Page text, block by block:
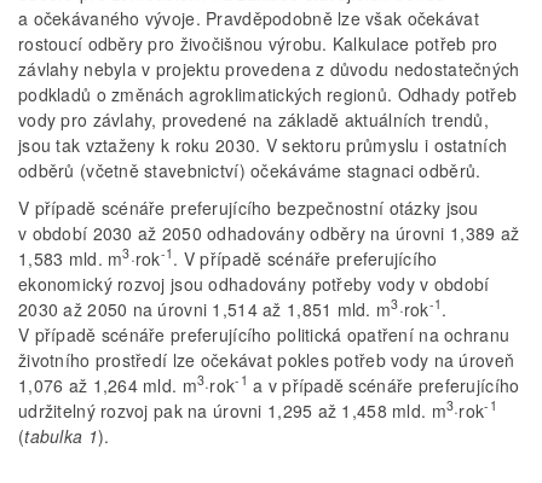
a očekávaného vývoje. Pravděpodobně lze však očekávat
rostoucí odběry pro živočišnou výrobu. Kalkulace potřeb pro
závlahy nebyla v projektu provedena z důvodu nedostatečných
podkladů o změnách agroklimatických regionů. Odhady potřeb
vody pro závlahy, provedené na základě aktuálních trendů,
jsou tak vztaženy k roku 2030. V sektoru průmyslu i ostatních
odběrů (včetně stavebnictví) očekáváme stagnaci odběrů.
V případě scénáře preferujícího bezpečnostní otázky jsou
v období 2030 až 2050 odhadovány odběry na úrovni 1,389 až
1,583 mld. m3·rok-1 . V případě scénáře preferujícího
ekonomický rozvoj jsou odhadovány potřeby vody v období
2030 až 2050 na úrovni 1,514 až 1,851 mld. m3·rok-1 .
V případě scénáře preferujícího politická opatření na ochranu
životního prostředí lze očekávat pokles potřeb vody na úroveň
1,076 až 1,264 mld. m3·rok-1 a v případě scénáře preferujícího
udržitelný rozvoj pak na úrovni 1,295 až 1,458 mld. m3·rok-1
(tabulka 1).